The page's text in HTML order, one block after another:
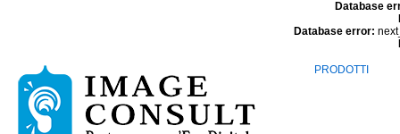
Database
Database error:
PRODOTTI